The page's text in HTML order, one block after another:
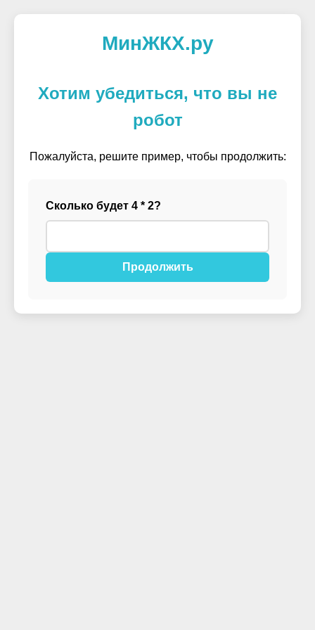
МинЖКХ.ру
Хотим убедиться, что вы не
робот
Пожалуйста, решите пример, чтобы продолжить:
Сколько будет 4 * 2?
Продолжить